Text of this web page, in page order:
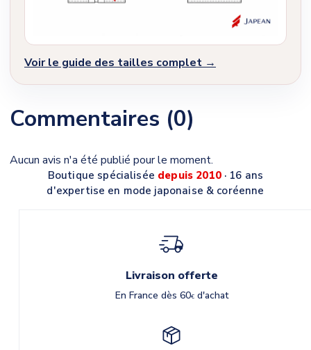
Voir le guide des tailles complet →
Commentaires (0)
Aucun avis n'a été publié pour le moment.
Boutique spécialisée depuis 2010· 16 ans
d'expertise en mode japonaise & coréenne
Livraison offerte
En France dès 60€d'achat